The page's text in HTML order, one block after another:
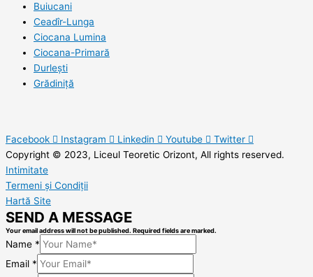
Buiucani
Ceadîr-Lunga
Ciocana Lumina
Ciocana-Primară
Durlești
Grădiniță
Facebook Instagram Linkedin Youtube
Twitter
Copyright © 2023, Liceul Teoretic Orizont, All rights reserved.
Intimitate
Termeni și Condiții
Hartă Site
SEND A MESSAGE
Your email address will not be published. Required fields are marked.
Name *
Email *